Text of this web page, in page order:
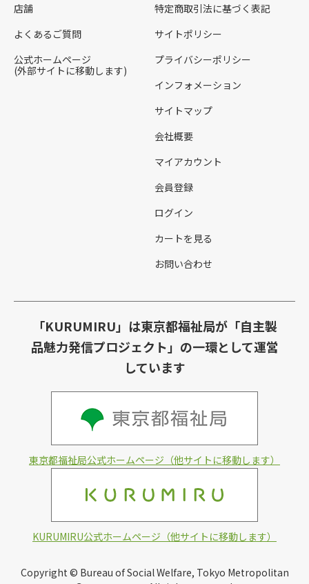
店舗
よくあるご質問
公式ホームページ
(外部サイトに移動します)
特定商取引法に基づく表記
サイトポリシー
プライバシーポリシー
インフォメーション
サイトマップ
会社概要
マイアカウント
会員登録
ログイン
カートを見る
お問い合わせ
「KURUMIRU」は東京都福祉局が「自主製
品魅力発信プロジェクト」の一環として運営
しています
東京都福祉局公式ホームページ（他サイトに移動します）
KURUMIRU公式ホームページ（他サイトに移動します）
Copyright © Bureau of Social Welfare, Tokyo Metropolitan